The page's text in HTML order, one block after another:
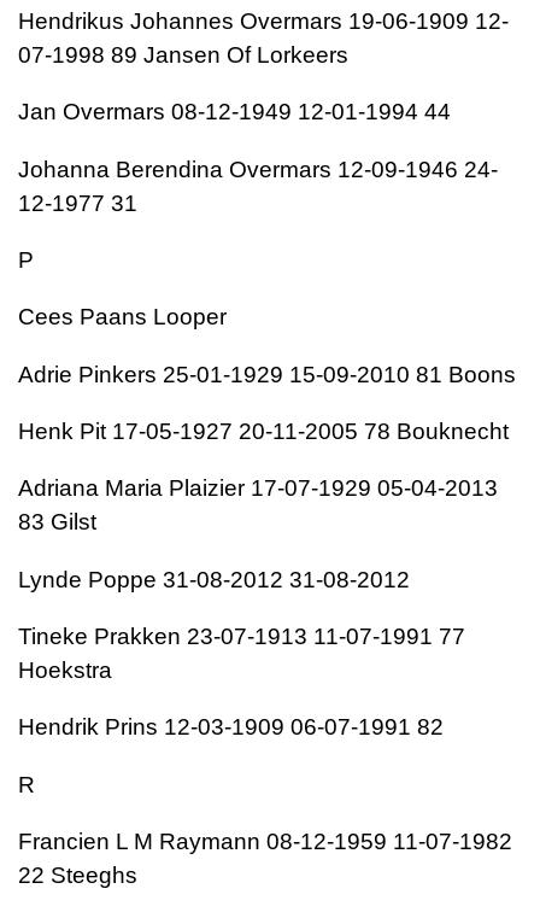
Hendrikus Johannes Overmars 19-06-1909 12-
07-1998 89 Jansen Of Lorkeers
Jan Overmars 08-12-1949 12-01-1994 44
Johanna Berendina Overmars 12-09-1946 24-
12-1977 31
P
Cees Paans Looper
Adrie Pinkers 25-01-1929 15-09-2010 81 Boons
Henk Pit 17-05-1927 20-11-2005 78 Bouknecht
Adriana Maria Plaizier 17-07-1929 05-04-2013
83 Gilst
Lynde Poppe 31-08-2012 31-08-2012
Tineke Prakken 23-07-1913 11-07-1991 77
Hoekstra
Hendrik Prins 12-03-1909 06-07-1991 82
R
Francien L M Raymann 08-12-1959 11-07-1982
22 Steeghs